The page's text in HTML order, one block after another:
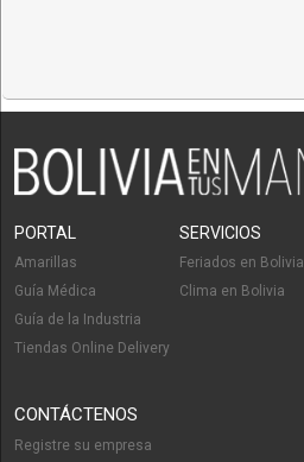
PORTAL
Amarillas
Guía Médica
Guía de la Industria
Tiendas Online Delivery
SERVICIOS
Feriados en Bolivia
Clima en Bolivia
CONTÁCTENOS
Registre su empresa